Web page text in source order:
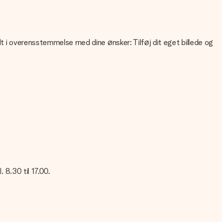
i overensstemmelse med dine ønsker: Tilføj dit eget billede og
af dit billede, kan du kontakte vores kundeservice og
venligst vores kundeservice. De er glade for at hjælpe
på dette kort, så modtageren vil vide præcis, hvem du skal
8.30 til 17.00.